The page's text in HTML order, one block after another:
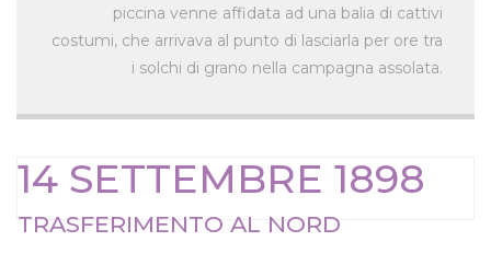
piccina venne affidata ad una balia di cattivi
costumi, che arrivava al punto di lasciarla per ore tra
i solchi di grano nella campagna assolata.
14 SETTEMBRE 1898
TRASFERIMENTO AL NORD